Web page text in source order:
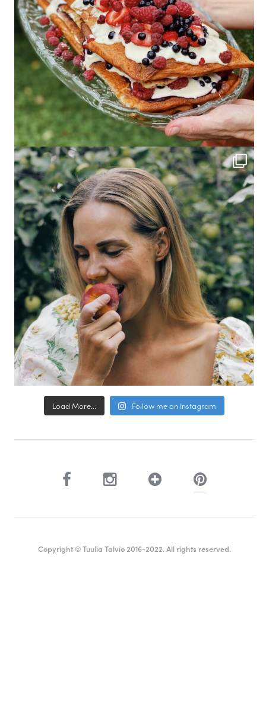
Load More... Follow me on Instagram
Copyright © Tuulia Talvio 2016-2022. All rights reserved.